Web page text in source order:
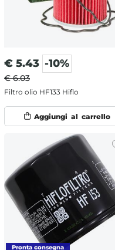
€ 5.43 -10%
€ 6.03
Filtro olio HF133 Hiflo